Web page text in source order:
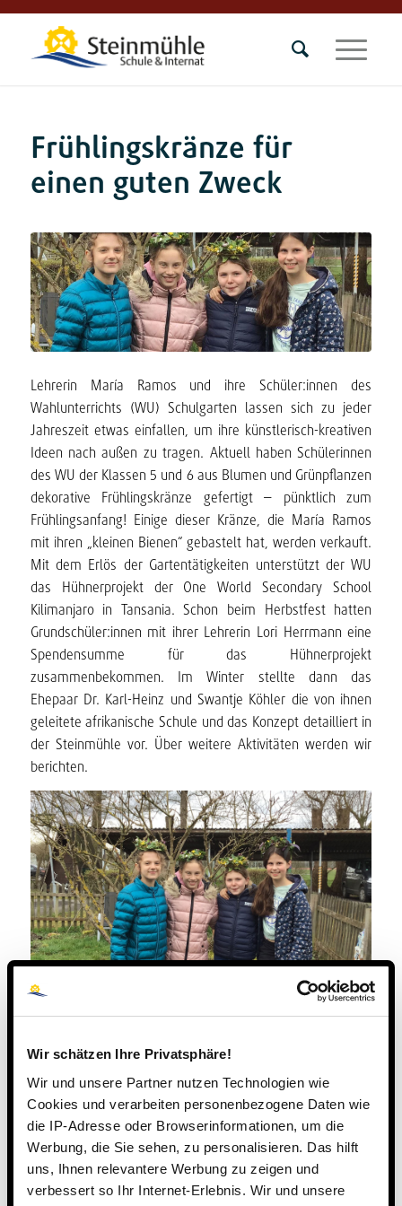
Wir schätzen Ihre Privatsphäre!
Wir und unsere Partner nutzen Technologien wie
Cookies und verarbeiten personenbezogene Daten wie
die IP-Adresse oder Browserinformationen, um die
Werbung, die Sie sehen, zu personalisieren. Das hilft
uns, Ihnen relevantere Werbung zu zeigen und
verbessert so Ihr Internet-Erlebnis. Wir und unsere
Frühlingskränze für
einen guten Zweck
Lehrerin María Ramos und ihre Schüler:innen des
Wahlunterrichts (WU) Schulgarten lassen sich zu jeder
Jahreszeit etwas einfallen, um ihre künstlerisch-kreativen
Ideen nach außen zu tragen. Aktuell haben Schülerinnen
des WU der Klassen 5 und 6 aus Blumen und Grünpflanzen
dekorative Frühlingskränze gefertigt – pünktlich zum
Frühlingsanfang! Einige dieser Kränze, die María Ramos
mit ihren „kleinen Bienen“ gebastelt hat, werden verkauft.
Mit dem Erlös der Gartentätigkeiten unterstützt der WU
das Hühnerprojekt der One World Secondary School
Kilimanjaro in Tansania. Schon beim Herbstfest hatten
Grundschüler:innen mit ihrer Lehrerin Lori Herrmann eine
Spendensumme für das Hühnerprojekt
zusammenbekommen. Im Winter stellte dann das
Ehepaar Dr. Karl-Heinz und Swantje Köhler die von ihnen
geleitete afrikanische Schule und das Konzept detailliert in
der Steinmühle vor. Über weitere Aktivitäten werden wir
berichten.